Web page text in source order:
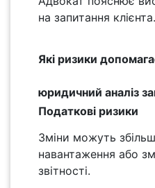
на запитання клієнта.
Які ризики
юридичний аналіз
Податкові ризики
Зміни можуть
навантаження або
звітності.